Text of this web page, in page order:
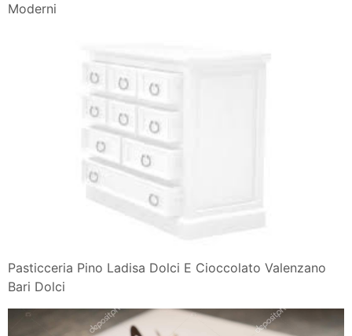
Moderni
Pasticceria Pino Ladisa Dolci E Cioccolato Valenzano
Bari Dolci